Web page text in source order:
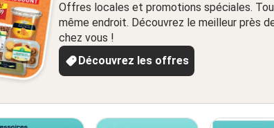
Offres locales et promotions spéciales.
même endroit. Découvrez le meilleur près
chez vous !
Découvrez les offres